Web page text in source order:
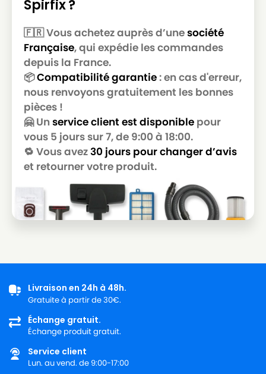
Spirfix ?
🇫🇷 Vous achetez auprès d’unesociété
Française, qui expédie les commandes
depuis la France.
📦Compatibilité garantie: en cas d'erreur,
nous renvoyons gratuitement les bonnes
pièces !
🤗 Un service client est disponible pour
vous 5 jours sur 7, de 9:00 à 18:00.
🔁 Vous avez30 jours pour changer d’avis
et retourner votre produit.
Livraison en 24h à 48h.
Gratuite à partir de 30€.
Échange gratuit.
Échange produit gratuit.
Service client
Lun. au vend. de 9:00-17:00